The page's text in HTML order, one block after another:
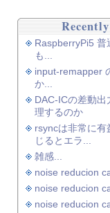
Recently
RaspberryPi5 普
も...
input-remapper
か...
DAC-ICの差動出
理するのか
rsyncは非常に有
じるとエラ...
雑感...
noise reducion
noise reducion
noise reducion